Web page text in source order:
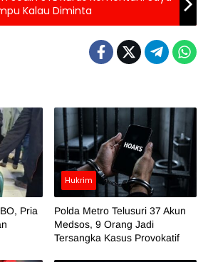
Kalau Diminta
Pria
Hukrim
Polda Metro Telusuri 37 Akun
Medsos, 9 Orang Jadi
Tersangka Kasus Provokatif